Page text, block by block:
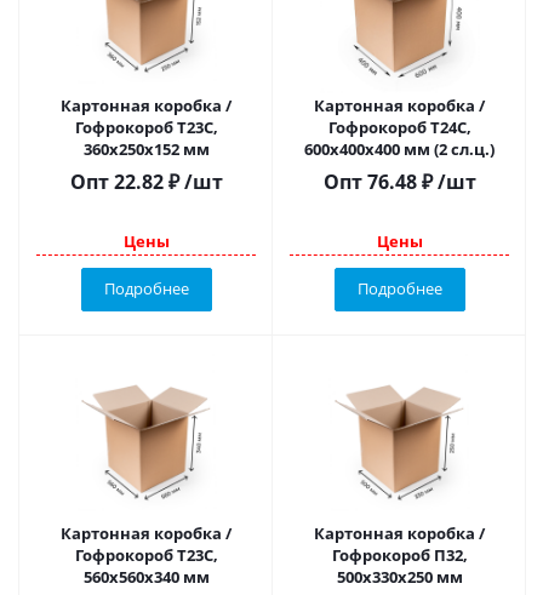
Картонная коробка /
Гофрокороб Т23С,
360х250х152 мм
Опт22.82 ₽ /шт
Цены
Подробнее
Картонная коробка /
Гофрокороб Т24С,
600х400х400 мм (2 сл.ц.)
Опт76.48 ₽ /шт
Цены
Подробнее
Картонная коробка /
Гофрокороб Т23С,
560х560х340 мм
Картонная коробка /
Гофрокороб П32,
500х330х250 мм